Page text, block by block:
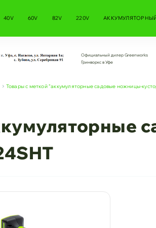
40V 60V 82V 220V АККУМУЛЯТОРНЫЙ
Официальный дилер Greenworks
Гринворкс в Уфе
Товары с меткой “аккумуляторные садовые ножницы-